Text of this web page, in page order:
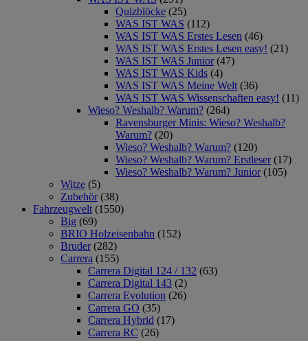
Quizblöcke (25)
WAS IST WAS (112)
WAS IST WAS Erstes Lesen (46)
WAS IST WAS Erstes Lesen easy! (21)
WAS IST WAS Junior (47)
WAS IST WAS Kids (4)
WAS IST WAS Meine Welt (36)
WAS IST WAS Wissenschaften easy! (11)
Wieso? Weshalb? Warum? (264)
Ravensburger Minis: Wieso? Weshalb?
Warum? (20)
Wieso? Weshalb? Warum? (120)
Wieso? Weshalb? Warum? Erstleser (17)
Wieso? Weshalb? Warum? Junior (105)
Witze (5)
Zubehör (38)
Fahrzeugwelt (1550)
Big (69)
BRIO Holzeisenbahn (152)
Bruder (282)
Carrera (155)
Carrera Digital 124 / 132 (63)
Carrera Digital 143 (2)
Carrera Evolution (26)
Carrera GO (35)
Carrera Hybrid (17)
Carrera RC (26)